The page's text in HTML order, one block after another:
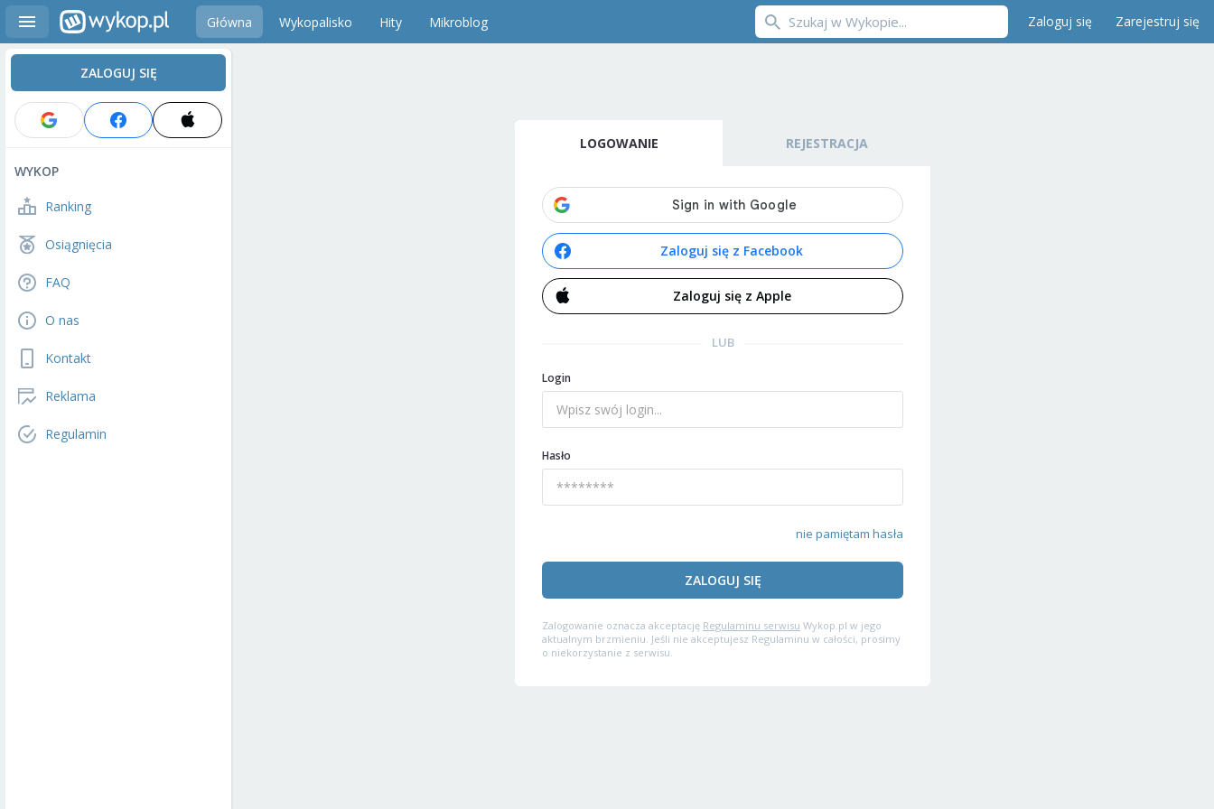
Główna Wykopalisko Hity Mikroblog Zaloguj się Zarejestruj się
ZALOGUJ SIĘ
WYKOP
Ranking
Osiągnięcia
FAQ
O nas
Kontakt
Reklama
Regulamin
LOGOWANIE REJESTRACJA
Zaloguj się z Facebook
Zaloguj się z Apple
LUB
Login
Hasło
nie pamiętam hasła
ZALOGUJ SIĘ
Zalogowanie oznacza akceptację Regulaminu serwisu Wykop.pl w jego
aktualnym brzmieniu. Jeśli nie akceptujesz Regulaminu w całości, prosimy
o niekorzystanie z serwisu.